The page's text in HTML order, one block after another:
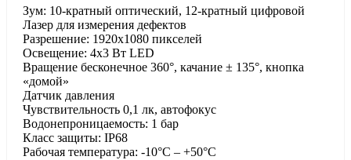
Зум: 10-кратный оптический, 12-кратный цифровой
Лазер для измерения дефектов
Разрешение: 1920х1080 пикселей
Освещение: 4х3 Вт LED
Вращение бесконечное 360°, качание ± 135°, кнопка
«домой»
Датчик давления
Чувствительность 0,1 лк, автофокус
Водонепроницаемость: 1 бар
Класс защиты: IP68
Рабочая температура: -10°С – +50°С